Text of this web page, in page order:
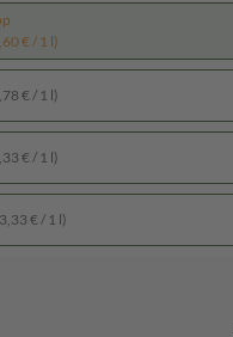
€ / 1 l)
€ / 1 l)
€ / 1 l)
€ / 1 l)